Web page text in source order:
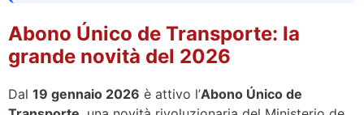
Abono Único de Transporte: la
grande novità del 2026
Dal 19 gennaio 2026 è attivo l’Abono Único de